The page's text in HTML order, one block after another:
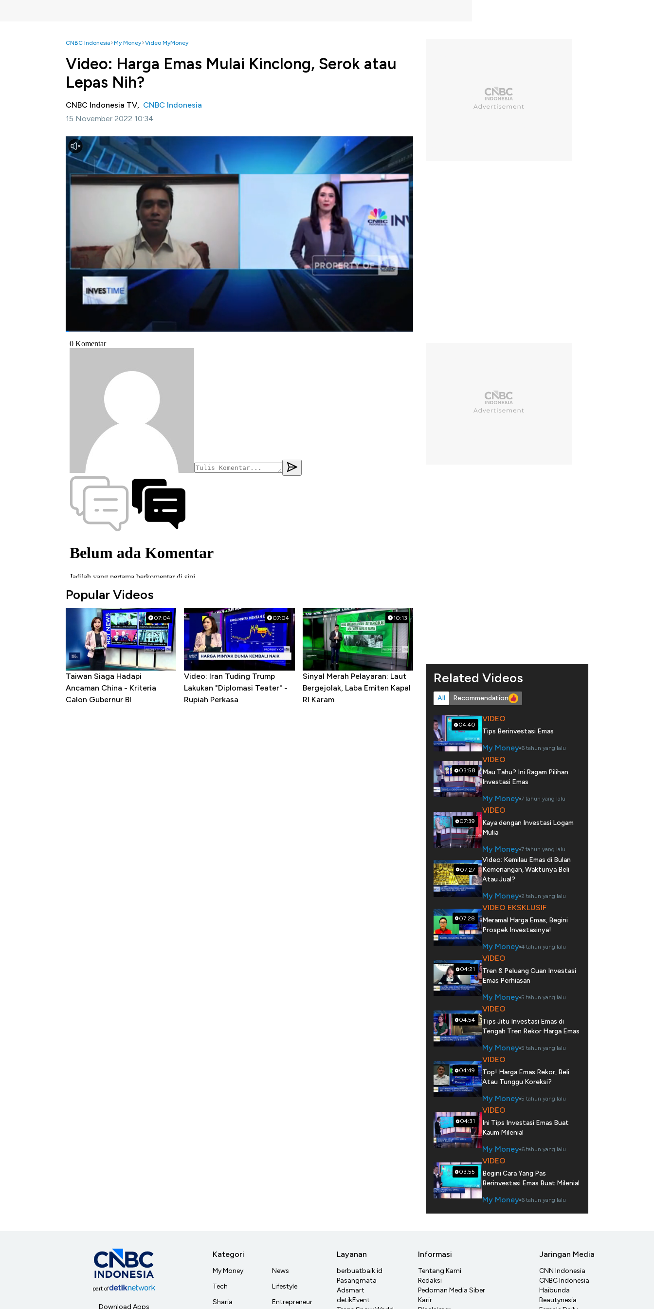
CNBC Indonesia My Money Video MyMoney
Video: Harga Emas Mulai Kinclong, Serok atau
Lepas Nih?
CNBC Indonesia TV, CNBC Indonesia
15 November 2022 10:34
Jakarta, CNBC Indonesia-
Pandemi covid-19, gejolak geopolitik, ancaman krisis hingga lonjakan
inflasi dan suku bunga masih menjadi sentimen yang mempengaruhi pergerakan harga komoditas
utama dunia termasuk emas.
Khusus harga komoditas emas saat ini tengah berkilau dan menguat 6% dan nyaris tembus USD
1.800/ounces. Lalu seperti apa strategi investasi emas yang tepat saat ini? Selengkapnya simak
dialog Shafinaz Nachiar dengan Direktur Laba Forexindo Berjangka, Ibrahim Assuaibi dalam Investime
,CNBCIndonesia (Senin, 14/11/2022)
Bagikan:
#investasi #emas
Popular Videos
07:04
Taiwan Siaga Hadapi
Ancaman China - Kriteria
Calon Gubernur BI
07:04
Video: Iran Tuding Trump
Lakukan "Diplomasi Teater" -
Rupiah Perkasa
10:13
Sinyal Merah Pelayaran: Laut
Bergejolak, Laba Emiten Kapal
RI Karam
Related Videos
All Recommendation
04:40
VIDEO
Tips Berinvestasi Emas
My Money 6 tahun yang lalu
03:58
VIDEO
Mau Tahu? Ini Ragam Pilihan
Investasi Emas
My Money 7 tahun yang lalu
07:39
VIDEO
Kaya dengan Investasi Logam
Mulia
My Money 7 tahun yang lalu
07:27
Video: Kemilau Emas di Bulan
Kemenangan, Waktunya Beli
Atau Jual?
My Money 2 tahun yang lalu
07:28
VIDEO EKSKLUSIF
Meramal Harga Emas, Begini
Prospek Investasinya!
My Money 4 tahun yang lalu
04:21
VIDEO
Tren & Peluang Cuan Investasi
Emas Perhiasan
My Money 5 tahun yang lalu
04:54
VIDEO
Tips Jitu Investasi Emas di
Tengah Tren Rekor Harga Emas
My Money 5 tahun yang lalu
04:49
VIDEO
Top! Harga Emas Rekor, Beli
Atau Tunggu Koreksi?
My Money 5 tahun yang lalu
04:31
VIDEO
Ini Tips Investasi Emas Buat
Kaum Milenial
My Money 6 tahun yang lalu
03:55
VIDEO
Begini Cara Yang Pas
Berinvestasi Emas Buat Milenial
My Money 6 tahun yang lalu
part of
Download Apps
Kategori
My Money
Tech
Sharia
News
Lifestyle
Entrepreneur
Layanan
berbuatbaik.id
Pasangmata
Adsmart
detikEvent
Informasi
Tentang Kami
Redaksi
Pedoman Media Siber
Karir
Jaringan Media
CNN Indonesia
CNBC Indonesia
Haibunda
Beautynesia